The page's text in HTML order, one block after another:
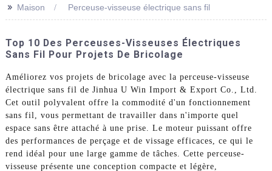
>> Maison Perceuse-visseuse électrique sans fil
Top 10 Des Perceuses-Visseuses Électriques
Sans Fil Pour Projets De Bricolage
Améliorez vos projets de bricolage avec la perceuse-visseuse
électrique sans fil de Jinhua U Win Import & Export Co., Ltd.
Cet outil polyvalent offre la commodité d'un fonctionnement
sans fil, vous permettant de travailler dans n'importe quel
espace sans être attaché à une prise. Le moteur puissant offre
des performances de perçage et de vissage efficaces, ce qui le
rend idéal pour une large gamme de tâches. Cette perceuse-
visseuse présente une conception compacte et légère,